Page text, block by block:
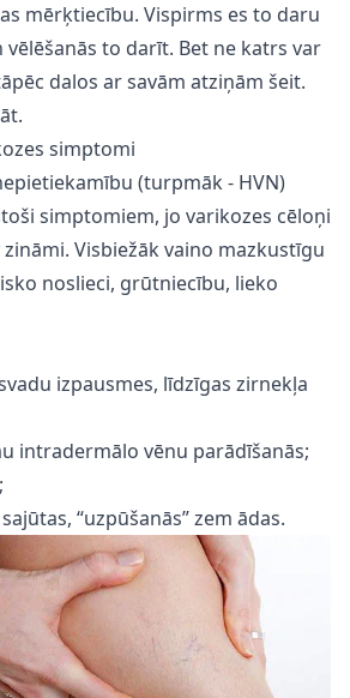
mērķtiecību. Vispirms es to daru
vēlēšanās to darīt. Bet ne katrs var
dalos ar savām atziņām šeit.
simptomi
(turpmāk - HVN)
simptomiem, jo varikozes cēloņi
Visbiežāk vaino mazkustīgu
noslieci, grūtniecību, lieko
izpausmes, līdzīgas zirnekļa
intradermālo vēnu parādīšanās;
“uzpūšanās” zem ādas.